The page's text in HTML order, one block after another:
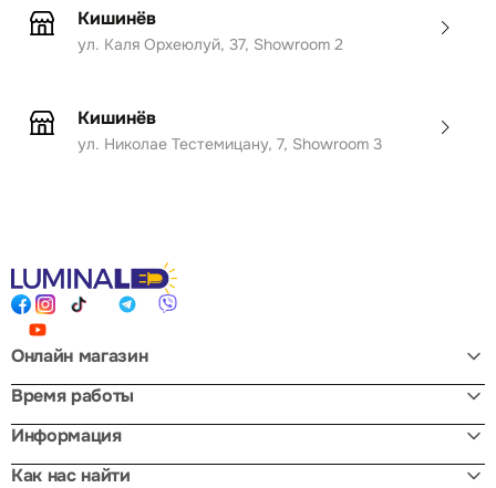
Кишинёв
ул. Каля Орхеюлуй, 37, Showroom 2
Кишинёв
ул. Николае Тестемицану, 7, Showroom 3
Онлайн магазин
Время работы
Информация
Как нас найти